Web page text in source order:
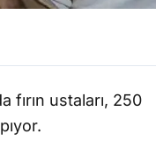
fırın ustaları, 250